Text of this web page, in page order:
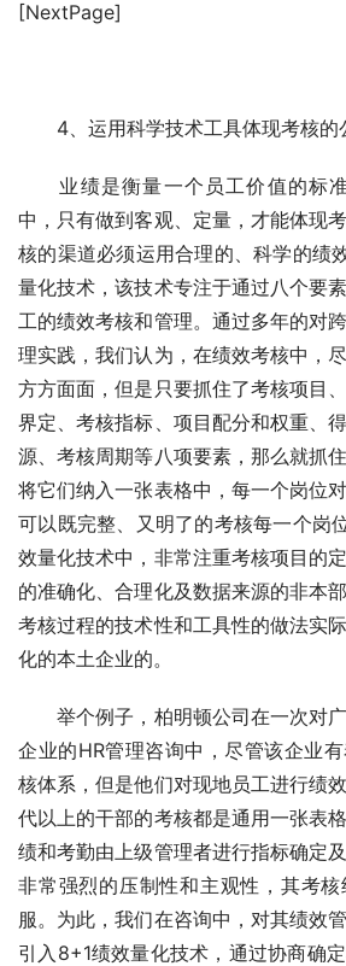
[NextPage]
4、运用科学技术工具体现考核的
业绩是衡量一个员工价值的标准
中，只有做到客观、定量，才能体现
核的渠道必须运用合理的、科学的绩
量化技术，该技术专注于通过八个要
工的绩效考核和管理。通过多年的对
理实践，我们认为，在绩效考核中，
方方面面，但是只要抓住了考核项目
界定、考核指标、项目配分和权重、
源、考核周期等八项要素，那么就抓
将它们纳入一张表格中，每一个岗位
可以既完整、又明了的考核每一个岗
效量化技术中，非常注重考核项目的
的准确化、合理化及数据来源的非本
考核过程的技术性和工具性的做法实
化的本土企业的。
举个例子，柏明顿公司在一次对广
企业的HR管理咨询中，尽管该企业
核体系，但是他们对现地员工进行绩
代以上的干部的考核都是通用一张表
绩和考勤由上级管理者进行指标确定
非常强烈的压制性和主观性，其考
服。为此，我们在咨询中，对其绩效
引入8+1绩效量化技术，通过协商确